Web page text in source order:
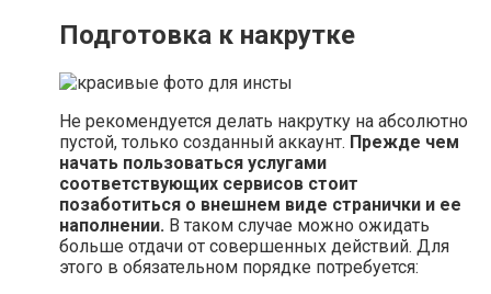
Подготовка к накрутке
Не рекомендуется делать накрутку на абсолютно
пустой, только созданный аккаунт. Прежде чем
начать пользоваться услугами
соответствующих сервисов стоит
позаботиться о внешнем виде странички и ее
наполнении. В таком случае можно ожидать
больше отдачи от совершенных действий. Для
этого в обязательном порядке потребуется: